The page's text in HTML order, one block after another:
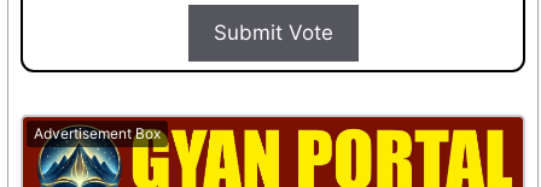
Submit Vote
Advertisement Box